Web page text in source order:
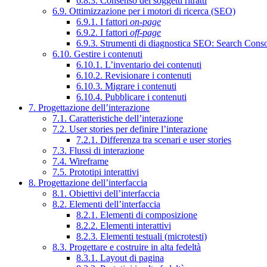
6.9. Ottimizzazione per i motori di ricerca (SEO)
6.9.1. I fattori on-page
6.9.2. I fattori off-page
6.9.3. Strumenti di diagnostica SEO: Search
6.10. Gestire i contenuti
6.10.1. L’inventario dei contenuti
6.10.2. Revisionare i contenuti
6.10.3. Migrare i contenuti
6.10.4. Pubblicare i contenuti
7. Progettazione dell’interazione
7.1. Caratteristiche dell’interazione
7.2. User stories per definire l’interazione
7.2.1. Differenza tra scenari e user stories
7.3. Flussi di interazione
7.4. Wireframe
7.5. Prototipi interattivi
8. Progettazione dell’interfaccia
8.1. Obiettivi dell’interfaccia
8.2. Elementi dell’interfaccia
8.2.1. Elementi di composizione
8.2.2. Elementi interattivi
8.2.3. Elementi testuali (microtesti)
8.3. Progettare e costruire in alta fedeltà
8.3.1. Layout di pagina